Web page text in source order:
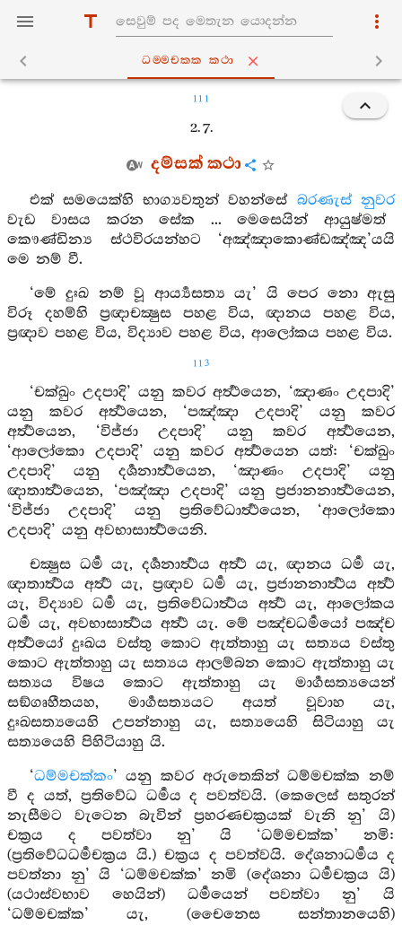
ධම‍්මචක‍්ක කථා
111
2. 7.
දම්සක් කථා
එක් සමයෙක්හි භාග්‍යවතුන් වහන්සේ බරණැස් නුවර
වැඩ වාසය කරන සේක ... මෙසෙයින් ආයුෂ්මත්
කෞණ්ඩින්‍ය ස්ථවිරයන්හට ‘අඤ්ඤාකොණ්ඩඤ්ඤ’යයි
මෙ නම් වී.
‘මේ දුඃඛ නම් වූ ආර්‍ය්‍යසත්‍ය යැ’ යි පෙර නො ඇසු
විරූ දහම්හි ප්‍රඥාචක්‍ෂුස පහළ විය, ඥානය පහළ විය,
ප්‍රඥාව පහළ විය, විද්‍යාව පහළ විය, ආලෝකය පහළ විය.
113
‘චක්ඛුං උදපාදි’ යනු කවර අර්‍ත්‍ථයෙන, ‘ඤාණං උදපාදි’
යනු කවර අර්‍ත්‍ථයෙන, ‘පඤ්ඤා උදපාදි’ යනු කවර
අර්‍ත්‍ථයෙන, ‘විජ්ජා උදපාදි’ යනු කවර අර්‍ත්‍ථයෙන,
‘ආලෝකො උදපාදි’ යනු කවර අර්‍ත්‍ථයෙන යත්: ‘චක්ඛුං
උදපාදි’ යනු දර්‍ශනාර්‍ත්‍ථයෙන, ‘ඤාණං උදපාදි’ යනු
ඥාතාර්‍ත්‍ථයෙන, ‘පඤ්ඤා උදපාදි’ යනු ප්‍රජානනාර්‍ත්‍ථයෙන,
‘විජ්ජා උදපාදි’ යනු ප්‍රතිවේධාර්‍ත්‍ථයෙන, ‘ආලෝකො
උදපාදි’ යනු අවභාසාර්‍ත්‍ථයෙනි.
චක්‍ෂුස ධර්‍ම යැ, දර්‍ශනාර්‍ත්‍ථය අර්‍ත්‍ථ යැ, ඥානය ධර්‍ම යැ,
ඥාතාර්‍ත්‍ථය අර්‍ත්‍ථ යැ, ප්‍රඥාව ධර්‍ම යැ, ප්‍රජානනාර්‍ත්‍ථය අර්‍ත්‍ථ
යැ, විද්‍යාව ධර්‍ම යැ, ප්‍රතිවේධාර්‍ත්‍ථය අර්‍ත්‍ථ යැ, ආලෝකය
ධර්‍ම යැ, අවභාසාර්‍ත්‍ථය අර්‍ත්‍ථ යැ. මේ පඤ්චධර්‍මයෝ පඤ්ච
අර්‍ත්‍ථයෝ දුඃඛය වස්තු කොට ඇත්තාහු යැ සත්‍යය වස්තු
කොට ඇත්තාහු යැ සත්‍යය ආලම්බන කොට ඇත්තාහු යැ
සත්‍යය විෂය කොට ඇත්තාහු යැ මාර්‍ගසත්‍යයෙන්
සඞ්ගෘහීතයහ, මාර්‍ගසත්‍යයට අයත් වූවාහ යැ,
දුඃඛසත්‍යයෙහි උපන්නාහු යැ, සත්‍යයෙහි සිටියාහු යැ
සත්‍යයෙහි පිහිටියාහු යි.
‘ධම්මචක්කං’ යනු කවර අරුතෙකින් ධම්මචක්ක නම්
වී ද යත්, ප්‍රතිවේධ ධර්‍මය ද පවත්වයි. (කෙලෙස් සතුරන්
නැසීමට වැටෙන බැවින් ප්‍රහරණචක්‍රයක් වැනි නු’ යි)
චක්‍රය ද පවත්වා නු’ යි ‘ධම්මචක්ක’ නමි:
(ප්‍රතිවේධධර්‍මචක්‍රය යි.) චක්‍රය ද පවත්වයි. දේශනාධර්‍මය ද
පවත්නා නු’ යි ‘ධම්මචක්ක’ නමි (දේශනා ධර්‍මචක්‍රය යි)
(යථාස්වභාව හෙයින්) ධර්‍මයෙන් පවත්වා නු’ යි
‘ධම්මචක්ක’ යැ, (චෛනෙස සන්තානයෙහි)